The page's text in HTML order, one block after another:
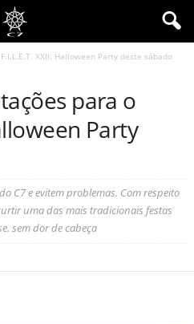
XXII: Halloween Party deste sábado
para o
Party
C7 e evitem problemas. Com respeito
uma das mais tradicionais festas
sem dor de cabeça